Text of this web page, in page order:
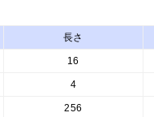
長さ
16
4
256